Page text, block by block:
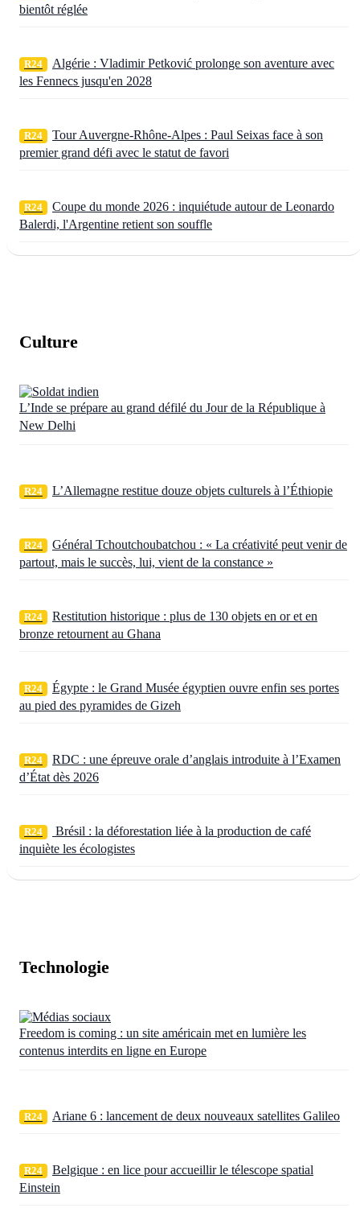
bientôt réglée
R24
Algérie : Vladimir Petković prolonge son aventure avec
les Fennecs jusqu'en 2028
R24
Tour Auvergne-Rhône-Alpes : Paul Seixas face à son
premier grand défi avec le statut de favori
R24
Coupe du monde 2026 : inquiétude autour de Leonardo
Balerdi, l'Argentine retient son souffle
Culture
L’Inde se prépare au grand défilé du Jour de la République à
New Delhi
R24 L’Allemagne restitue douze objets culturels à l’Éthiopie
R24
Général Tchoutchoubatchou : « La créativité peut venir de
partout, mais le succès, lui, vient de la constance »
R24
Restitution historique : plus de 130 objets en or et en
bronze retournent au Ghana
R24
Égypte : le Grand Musée égyptien ouvre enfin ses portes
au pied des pyramides de Gizeh
R24
RDC : une épreuve orale d’anglais introduite à l’Examen
d’État dès 2026
R24
Brésil : la déforestation liée à la production de café
inquiète les écologistes
Technologie
Freedom is coming : un site américain met en lumière les
contenus interdits en ligne en Europe
R24 Ariane 6 : lancement de deux nouveaux satellites Galileo
R24
Belgique : en lice pour accueillir le télescope spatial
Einstein